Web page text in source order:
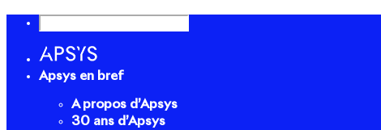
Apsys en bref
A propos d’Apsys
30 ans d’Apsys